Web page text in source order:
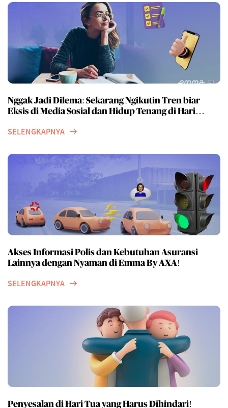
Nggak Jadi Dilema: Sekarang Ngikutin Tren biar
Eksis di Media Sosial dan Hidup Tenang di Hari
SELENGKAPNYA
Akses Informasi Polis dan Kebutuhan Asuransi
Lainnya dengan Nyaman di Emma By AXA!
SELENGKAPNYA
Penyesalan di Hari Tua yang Harus Dihindari!